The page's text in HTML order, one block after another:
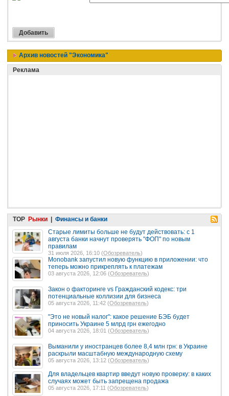
Архив новостей "Экономика"
Реклама
TOP Рынки | Финансы и банки
Старые лимиты больше не будут действовать: с 1
августа банки начнут проверять "ФОП" по новым
правилам
31 июля 2026, 16:10 (Обозреватель)
Monobank запустил новую функцию в приложении: что
теперь можно прикреплять к платежам
03 августа 2026, 12:06 (Обозреватель)
Закон о факторинге vs Гражданский кодекс: три
потенциальные коллизии для бизнеса
05 августа 2026, 11:42 (Обозреватель)
"Это не новый налог": какое решение БЭБ будет
приносить Украине 5 млрд грн ежегодно
04 августа 2026, 18:01 (Обозреватель)
Выманили у иностранцев более 8,4 млн грн: в Украине
раскрыли масштабную международную схему
05 августа 2026, 13:12 (Обозреватель)
Для владельцев квартир введут новую проверку: в каких
случаях может быть запрещена продажа
05 августа 2026, 17:11 (Обозреватель)